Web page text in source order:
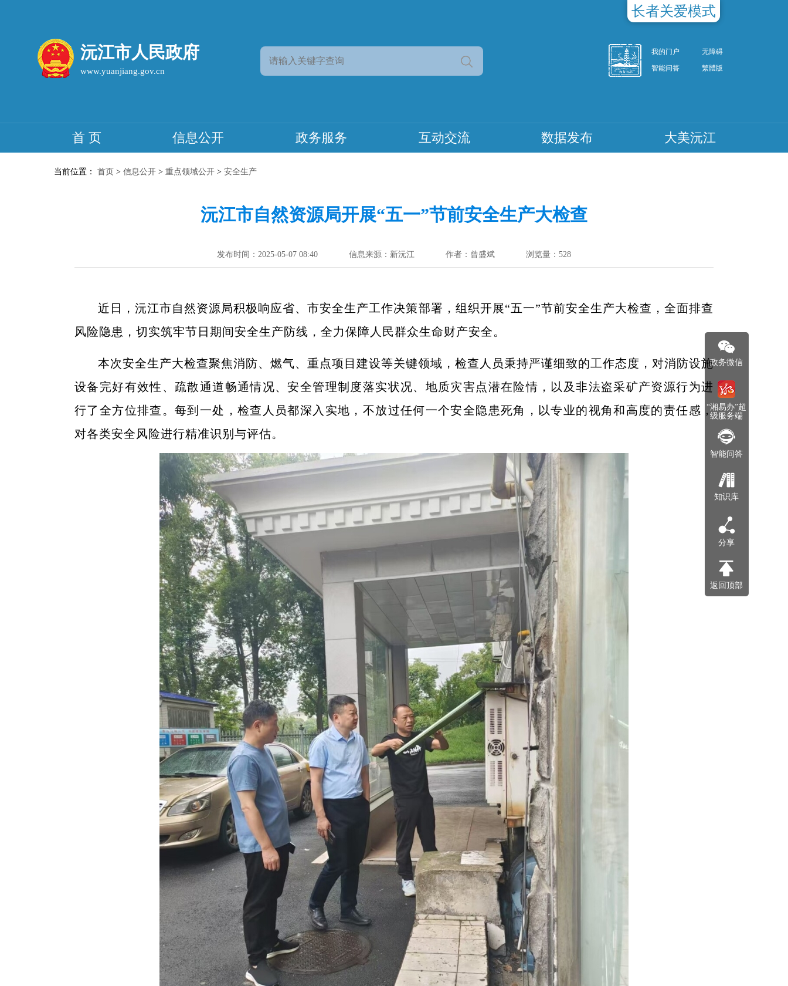
沅江市人民政府 我的门户
无障碍
智能问答
繁體版
首 页 信息公开 政务服务 互动交流 数据发布 大美沅江
当前位置： 首页 > 信息公开 > 重点领域公开 > 安全生产
沅江市自然资源局开展“五一”节前安全生产大检查
发布时间：2025-05-07 08:40 信息来源：新沅江 作者：曾盛斌 浏览量： 528
近日，沅江市自然资源局积极响应省、市安全生产工作决策部署，组织开展“五一”节前安全生产大检查，全面排查
风险隐患，切实筑牢节日期间安全生产防线，全力保障人民群众生命财产安全。
本次安全生产大检查聚焦消防、燃气、重点项目建设等关键领域，检查人员秉持严谨细致的工作态度，对消防设施
设备完好有效性、疏散通道畅通情况、安全管理制度落实状况、地质灾害点潜在险情，以及非法盗采矿产资源行为进
行了全方位排查。每到一处，检查人员都深入实地，不放过任何一个安全隐患死角，以专业的视角和高度的责任感，
对各类安全风险进行精准识别与评估。
长者关爱模式
政务微信
“湘易办”超
级服务端
智能问答
知识库
分享
返回顶部